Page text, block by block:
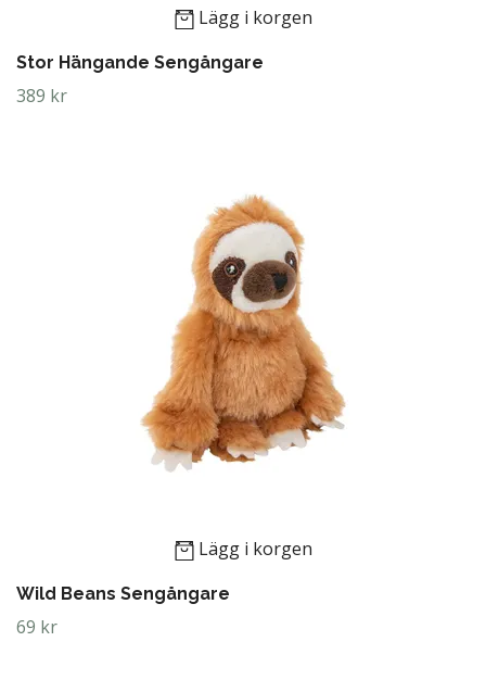
Lägg i korgen
Stor Hängande Sengångare
389 kr
Lägg i korgen
Wild Beans Sengångare
69 kr